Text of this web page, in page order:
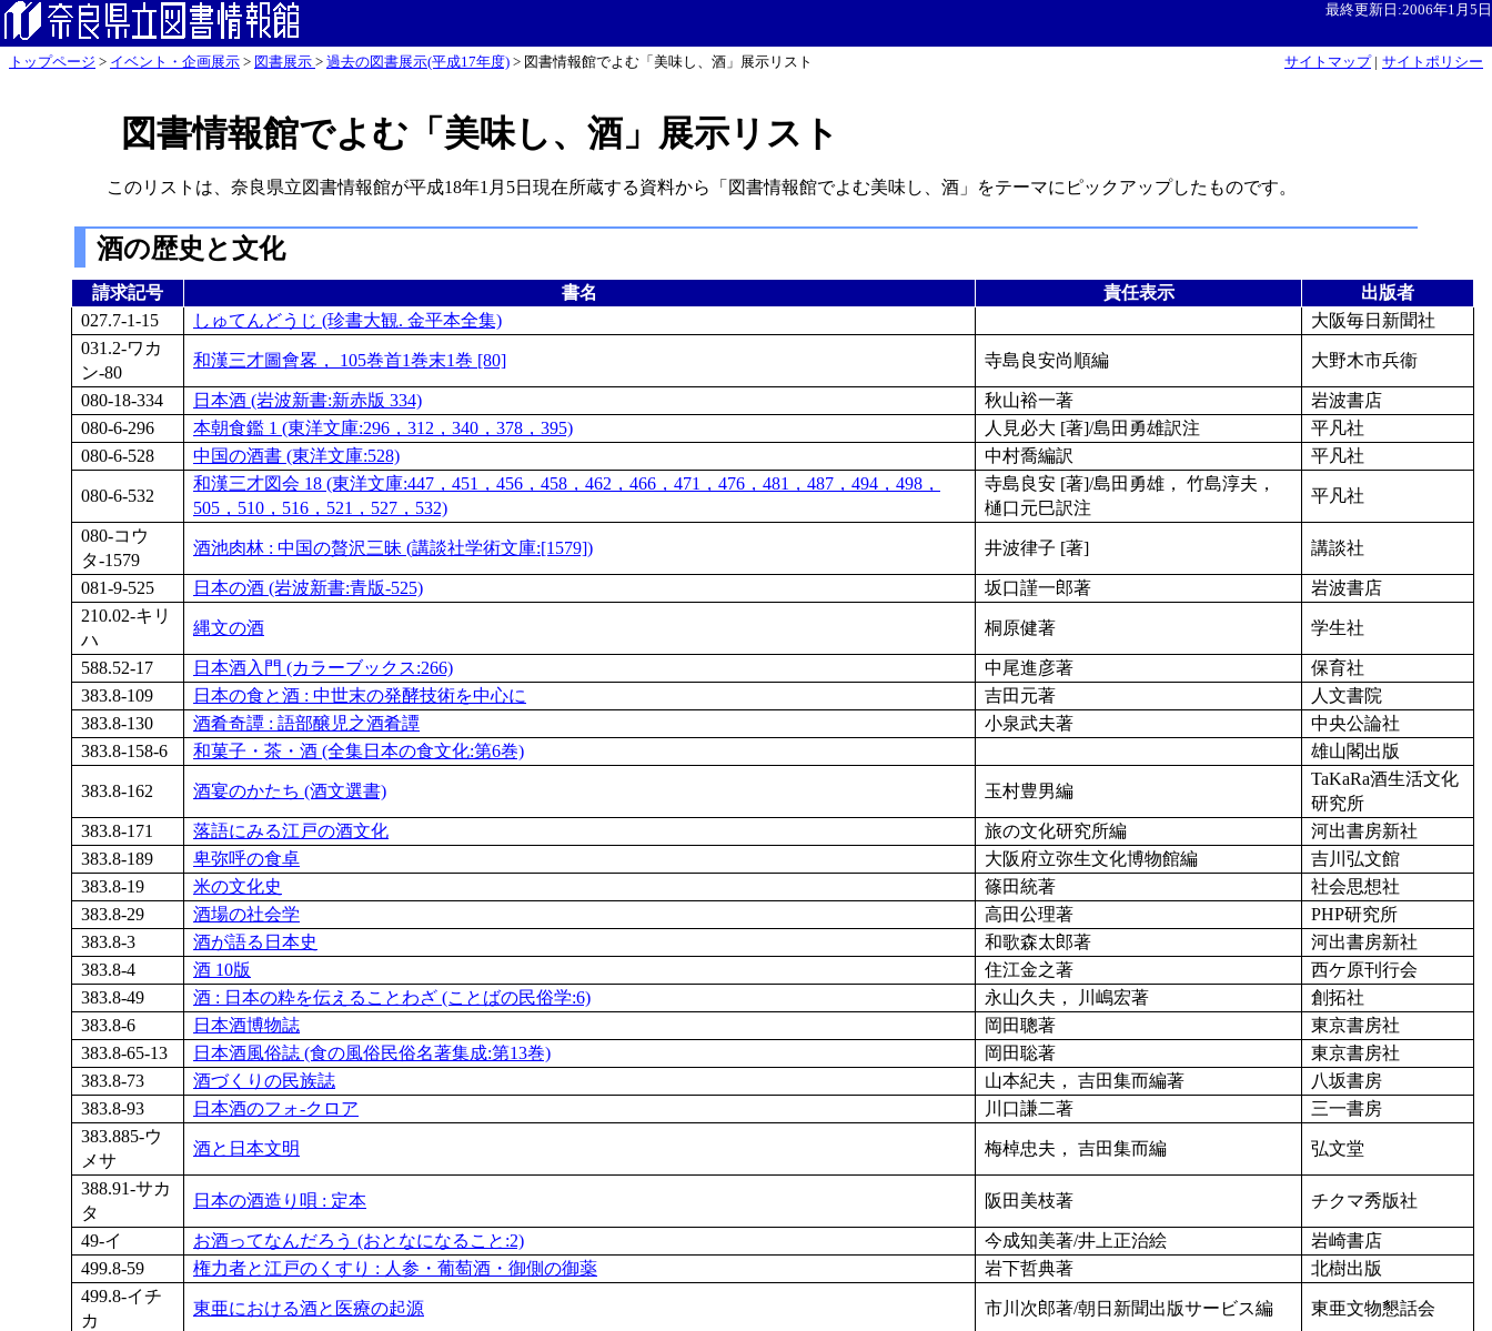
最終更新日:2006年1月5日
サイトマップ| サイトポリシー
トップページ > イベント・企画展示 > 図書展示 > 過去の図書展示(平成17年度) > 図書情報館でよむ「美味し、酒」展示リスト
図書情報館でよむ「美味し、酒」展示リスト
このリストは、奈良県立図書情報館が平成18年1月5日現在所蔵する資料から「図書情報館でよむ美味し、酒」をテーマにピックアップしたものです。
酒の歴史と文化
請求記号 書名 責任表示
出版者
027.7-1-15
しゅてんどうじ (珍書大観. 金平本全集)
大阪毎日新聞社
031.2-ワカ
ン-80
和漢三才圖會畧， 105巻首1巻末1巻 [80] 寺島良安尚順編 大野木市兵衞
080-18-334 日本酒 (岩波新書:新赤版 334) 秋山裕一著
岩波書店
080-6-296
本朝食鑑 1 (東洋文庫:296，312，340，378，395) 人見必大 [著]/島田勇雄訳注
平凡社
080-6-528
中国の酒書 (東洋文庫:528) 中村喬編訳 平凡社
080-6-532
和漢三才図会 18 (東洋文庫:447，451，456，458，462，466，471，476，481，487，494，498，
505，510，516，521，527，532)
寺島良安 [著]/島田勇雄， 竹島淳夫，
樋口元巳訳注
平凡社
080-コウ
タ-1579
酒池肉林 : 中国の贅沢三昧 (講談社学術文庫:[1579]) 井波律子 [著] 講談社
081-9-525 日本の酒 (岩波新書:青版-525) 坂口謹一郎著
岩波書店
210.02-キリ
ハ
縄文の酒 桐原健著 学生社
588.52-17 日本酒入門 (カラーブックス:266) 中尾進彦著
保育社
383.8-109
日本の食と酒 : 中世末の発酵技術を中心に 吉田元著
人文書院
383.8-130
酒肴奇譚 : 語部醸児之酒肴譚 小泉武夫著
中央公論社
383.8-158-6
和菓子・茶・酒 (全集日本の食文化:第6巻) 雄山閣出版
383.8-162 酒宴のかたち (酒文選書) 玉村豊男編
TaKaRa酒生活文化
研究所
383.8-171
落語にみる江戸の酒文化 旅の文化研究所編
河出書房新社
383.8-189
卑弥呼の食卓 大阪府立弥生文化博物館編
吉川弘文館
383.8-19
米の文化史 篠田統著
社会思想社
383.8-29
酒場の社会学 高田公理著
PHP研究所
383.8-3
酒が語る日本史 和歌森太郎著
河出書房新社
383.8-4
酒 10版 住江金之著
西ケ原刊行会
383.8-49
酒 : 日本の粋を伝えることわざ (ことばの民俗学:6) 永山久夫， 川嶋宏著
創拓社
383.8-6
日本酒博物誌 岡田聰著
東京書房社
383.8-65-13
日本酒風俗誌 (食の風俗民俗名著集成:第13巻) 岡田聡著
東京書房社
383.8-73
酒づくりの民族誌 山本紀夫， 吉田集而編著
八坂書房
383.8-93
日本酒のフォ-クロア 川口謙二著
三一書房
383.885-ウ
メサ
酒と日本文明 梅棹忠夫， 吉田集而編 弘文堂
388.91-サカ
タ
日本の酒造り唄 : 定本 阪田美枝著 チクマ秀版社
49-イ お酒ってなんだろう (おとなになること:2) 今成知美著/井上正治絵
岩崎書店
499.8-59
権力者と江戸のくすり : 人参・葡萄酒・御側の御薬 岩下哲典著
北樹出版
499.8-イチ
カ
東亜における酒と医療の起源 市川次郎著/朝日新聞出版サービス編 東亜文物懇話会